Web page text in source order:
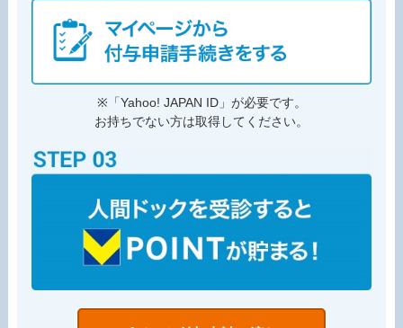
※「Yahoo! JAPAN ID」が必要です。
お持ちでない方は取得してください。